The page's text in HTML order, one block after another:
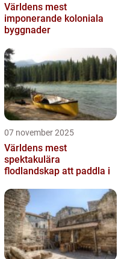
Världens mest
imponerande koloniala
byggnader
07 november 2025
Världens mest
spektakulära
flodlandskap att paddla i